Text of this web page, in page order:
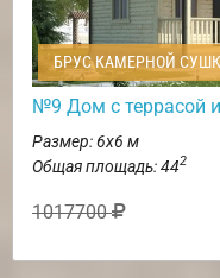
БРУС КАМЕРНОЙ
№9 Дом с террасой
Размер: 6х6 м
Общая площадь: 442
1017700